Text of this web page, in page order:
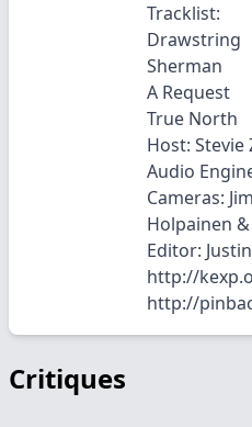
Tracklist:
Drawstring
Sherman
A Request
True North
Host: Stevie
Audio
Cameras:
Holpainen
Editor:
http://
http://
Critiques